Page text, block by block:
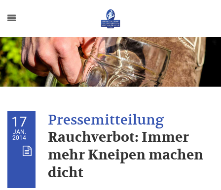
17
JAN.
2014
Rauchverbot: Immer
mehr Kneipen machen
dicht